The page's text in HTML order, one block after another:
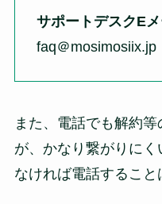
サポートデスクE
faq＠mosimosiix.jp
また、電話でも解約
が、かなり繋がりに
なければ電話すること